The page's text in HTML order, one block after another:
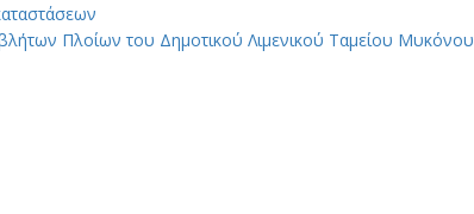
Πλοίων του Δημοτικού Λιμενικού Ταμείου Μυκόνου